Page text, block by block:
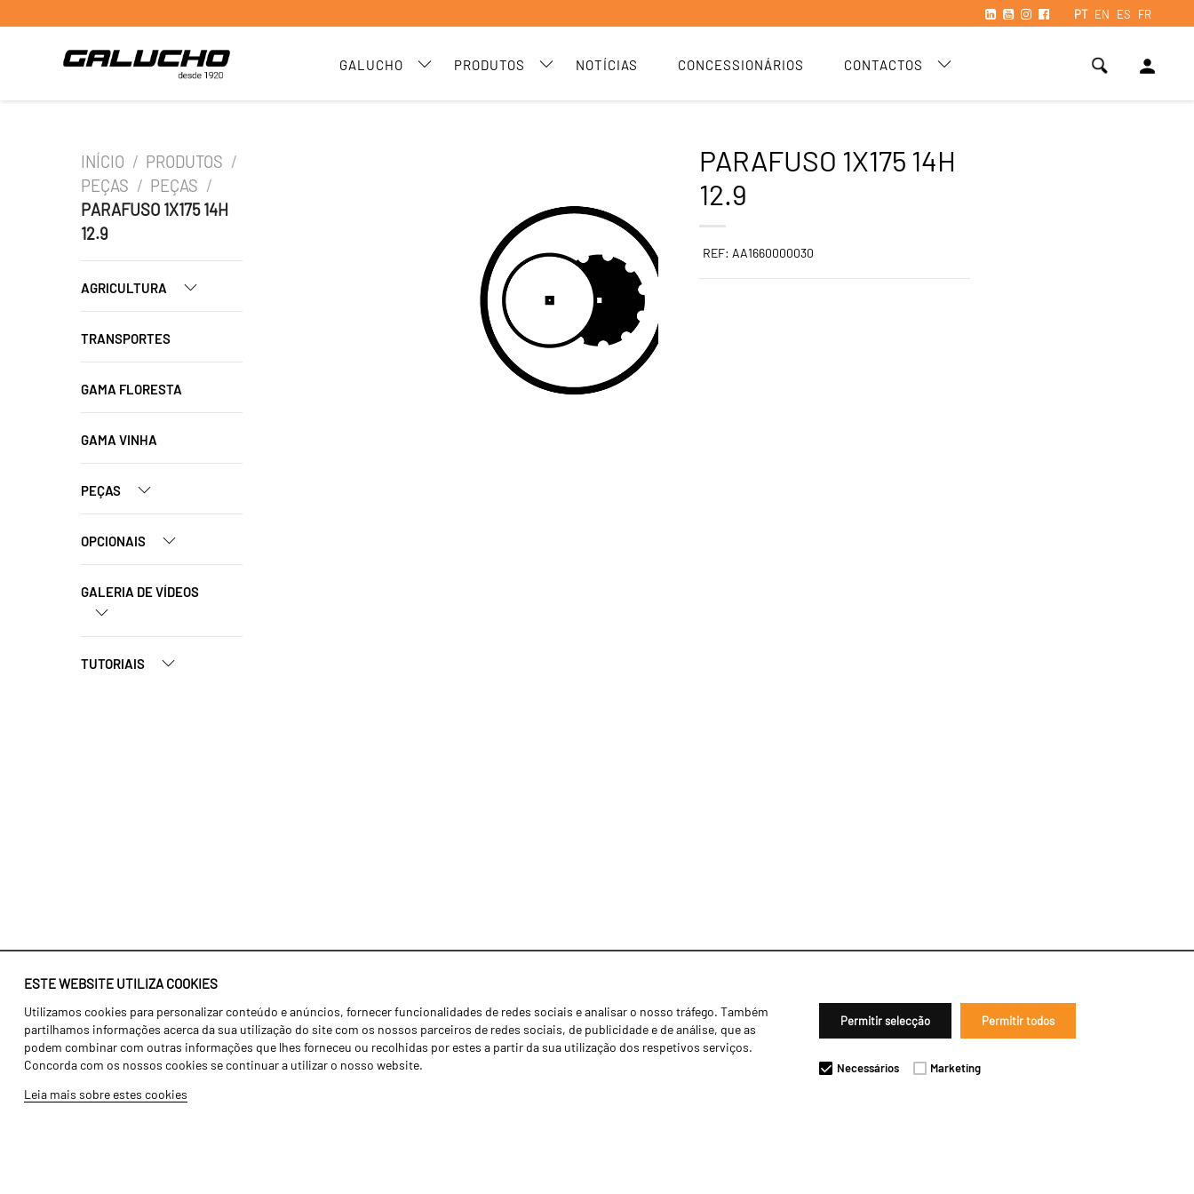
PT EN ES FR
GALUCHO PRODUTOS NOTÍCIAS CONCESSIONÁRIOS CONTACTOS person
ESTE WEBSITE UTILIZA COOKIES
Utilizamos cookies para personalizar conteúdo e anúncios, fornecer funcionalidades de redes sociais e analisar o nosso tráfego. Também
partilhamos informações acerca da sua utilização do site com os nossos parceiros de redes sociais, de publicidade e de análise, que as
podem combinar com outras informações que lhes forneceu ou recolhidas por estes a partir da sua utilização dos respetivos serviços.
Concorda com os nossos cookies se continuar a utilizar o nosso website.
Leia mais sobre estes cookies
Permitir selecção Permitir todos
Necessários Marketing
INÍCIO / PRODUTOS /
PEÇAS / PEÇAS /
PARAFUSO 1X175 14H
12.9
AGRICULTURA
TRANSPORTES
GAMA FLORESTA
GAMA VINHA
PEÇAS
OPCIONAIS
GALERIA DE VÍDEOS
TUTORIAIS
PARAFUSO 1X175 14H
12.9
REF: AA1660000030
Identidade
História
Fábrica / Produção
Recursos Humanos
Agricultura
Transportes
Gama Floresta
Notícias
Concessionários